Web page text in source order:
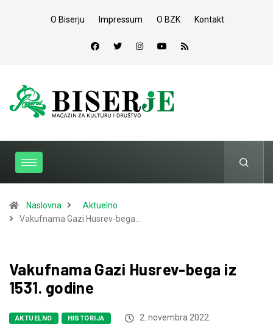
O Biserju Impressum O BZK Kontakt
Naslovna
Aktuelno
Vakufnama Gazi Husrev-bega…
Vakufnama Gazi Husrev-bega iz
1531. godine
AKTUELNO HISTORIJA 2. novembra 2022.